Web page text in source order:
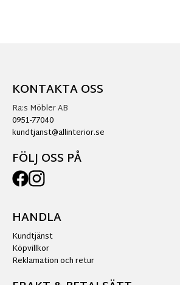
KONTAKTA OSS
Ra:s Möbler AB
0951-77040
kundtjanst@allinterior.se
FÖLJ OSS PÅ
HANDLA
Kundtjänst
Köpvillkor
Reklamation och retur